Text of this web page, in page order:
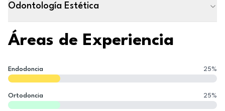
Odontología Estética
Áreas de Experiencia
Endodoncia 25%
Ortodoncia 25%